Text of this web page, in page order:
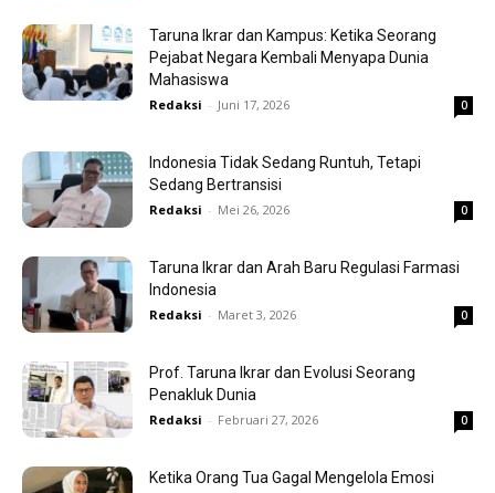
Taruna Ikrar dan Kampus: Ketika Seorang
Pejabat Negara Kembali Menyapa Dunia
Mahasiswa
Redaksi - Juni 17, 2026 0
Indonesia Tidak Sedang Runtuh, Tetapi
Sedang Bertransisi
Redaksi - Mei 26, 2026 0
Taruna Ikrar dan Arah Baru Regulasi Farmasi
Indonesia
Redaksi - Maret 3, 2026 0
Prof. Taruna Ikrar dan Evolusi Seorang
Penakluk Dunia
Redaksi - Februari 27, 2026 0
Ketika Orang Tua Gagal Mengelola Emosi